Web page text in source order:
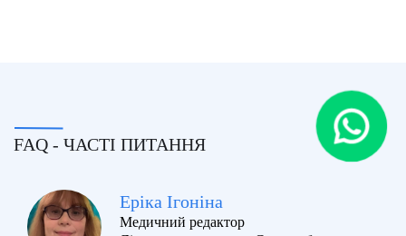
FAQ - ЧАСТІ ПИТАННЯ
Еріка Ігоніна
Медичний редактор